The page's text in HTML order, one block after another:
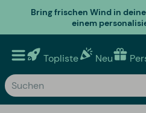
Bring frischen Wind in
einem
Topliste Neu